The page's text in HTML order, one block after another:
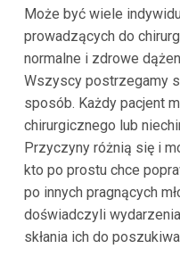
Może być wiele
prowadzących do
normalne i zdrowe
Wszyscy postrzegamy
sposób. Każdy pacjent
chirurgicznego lub
Przyczyny różnią się i
kto po prostu chce
po innych pragnących
doświadczyli
skłania ich do